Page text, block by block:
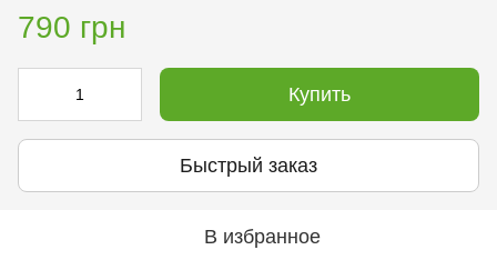
790 грн
Купить
Быстрый заказ
В избранное